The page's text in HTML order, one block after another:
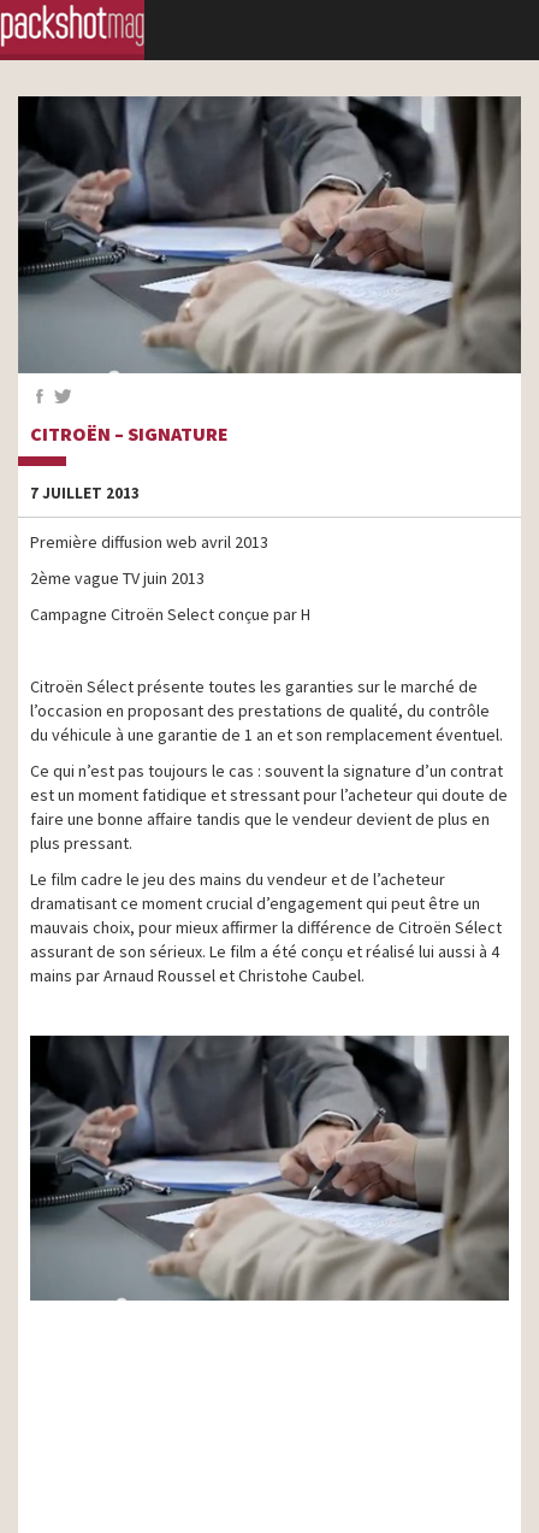
CITROËN – SIGNATURE
7 JUILLET 2013
Première diffusion web avril 2013
2ème vague TV juin 2013
Campagne Citroën Select conçue par H
Citroën Sélect présente toutes les garanties sur le marché de
l’occasion en proposant des prestations de qualité, du contrôle
du véhicule à une garantie de 1 an et son remplacement éventuel.
Ce qui n’est pas toujours le cas : souvent la signature d’un contrat
est un moment fatidique et stressant pour l’acheteur qui doute de
faire une bonne affaire tandis que le vendeur devient de plus en
plus pressant.
Le film cadre le jeu des mains du vendeur et de l’acheteur
dramatisant ce moment crucial d’engagement qui peut être un
mauvais choix, pour mieux affirmer la différence de Citroën Sélect
assurant de son sérieux. Le film a été conçu et réalisé lui aussi à 4
mains par Arnaud Roussel et Christohe Caubel.